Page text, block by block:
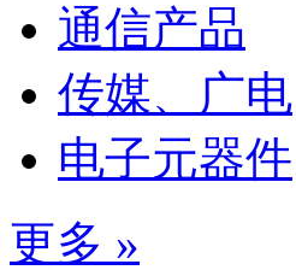
通信产品
传媒、广电
电子元器件
更多 »